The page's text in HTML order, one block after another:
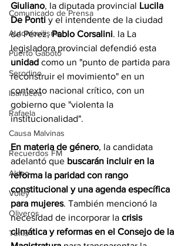
Comunicado de Prensa
Automovilismo
Puerto Gaboto
Serodino
Ibarlucea
Rafaela
Causa Malvinas
Recuerdos FM
Aldao
Voley
Oliveros
Tenis
Giuliano, la diputada provincial Lucila
De Ponti y el intendente de la ciudad
de Pérez, Pablo Corsalini. la La
legisladora provincial defendió esta
unidad como un "punto de partida para
reconstruir el movimiento" en un
contexto nacional crítico, con un
gobierno que "violenta la
institucionalidad".
En materia de género, la candidata
adelantó que buscarán incluir en la
reforma la paridad con rango
constitucional y una agenda específica
para mujeres. También mencionó la
necesidad de incorporar la crisis
climática y reformas en el Consejo de la